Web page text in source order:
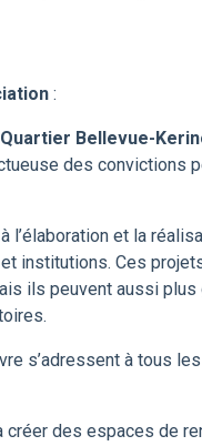
:
Bellevue-
des convictions
l’élaboration et la
institutions. Ces
ils peuvent aussi
s’adressent à tous
des espaces de